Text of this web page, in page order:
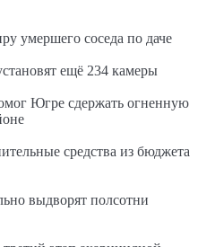
умершего соседа по даче
ещё 234 камеры
Югре сдержать огненную
средства из бюджета
выдворят полсотни